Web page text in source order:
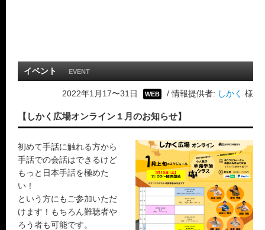
イベント EVENT
2022年1月17〜31日 WEB / 情報提供者: しかく 様
【しかく広場オンライン１月のお知らせ】
初めて手話に触れる方から
手話での会話はできるけど
もっと日本手話を極めた
い！
という方にもご参加いただ
けます！もちろん難聴者や
ろう者も可能です。